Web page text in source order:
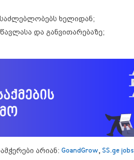
ხელიდან;
და განვითარებაზე;
არიან: GoandGrow, SS.ge jobs